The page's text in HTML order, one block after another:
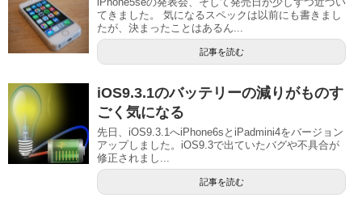
てきました。 気になるスペックは以前にも書きまし
たが、決まったことはあるん...
記事を読む
iOS9.3.1のバッテリーの減りがものす
ごく気になる
先日、iOS9.3.1へiPhone6sとiPadmini4をバージョン
アップしました。iOS9.3で出ていたバグや不具合が
修正されまし...
記事を読む